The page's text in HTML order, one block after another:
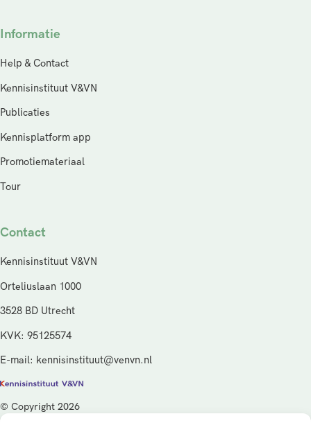
Informatie
Help & Contact
Kennisinstituut V&VN
Publicaties
Kennisplatform app
Promotiemateriaal
Tour
Contact
Kennisinstituut V&VN
Orteliuslaan 1000
3528 BD Utrecht
KVK: 95125574
E-mail: kennisinstituut@venvn.nl
© Copyright 2026